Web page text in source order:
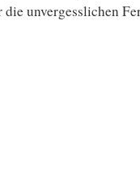
die unvergesslichen